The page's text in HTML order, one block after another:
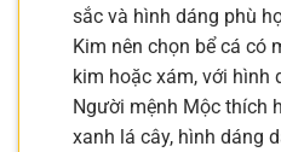
sắc và hình dáng phù
Kim nên chọn bể cá có
kim hoặc xám, với hình
Người mệnh Mộc thích
xanh lá cây, hình dáng